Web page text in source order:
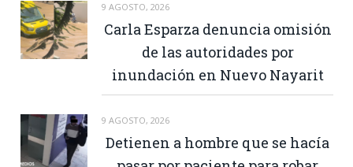
9 AGOSTO, 2026
Carla Esparza denuncia omisión
de las autoridades por
inundación en Nuevo Nayarit
9 AGOSTO, 2026
Detienen a hombre que se hacía